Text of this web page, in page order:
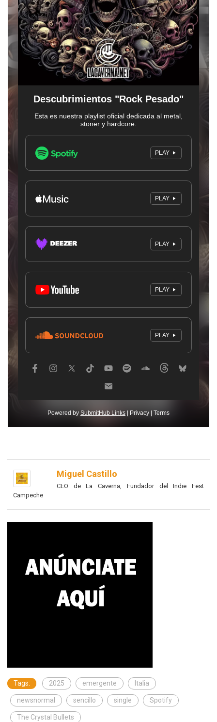
Miguel Castillo
CEO de La Caverna, Fundador del Indie Fest
Campeche
Tags: 2025 emergente Italia
newsnormal sencillo single Spotify
The Crystal Bullets